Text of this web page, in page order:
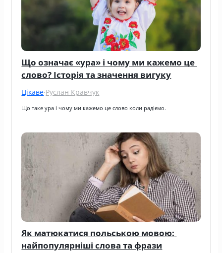
Що означає «ура» і чому ми кажемо це
слово? Історія та значення вигуку
Цікаве·Руслан Кравчук
Що таке ура і чому ми кажемо це слово коли радіємо.
Як матюкатися польською мовою:
найпопулярніші слова та фрази